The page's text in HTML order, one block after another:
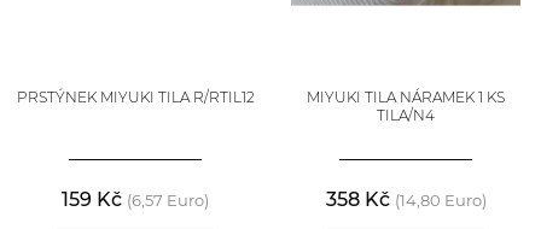
PRSTÝNEK MIYUKI TILA R/RTIL12
159 Kč (6,57 Euro)
MIYUKI TILA NÁRAMEK 1 KS
TILA/N4
358 Kč (14,80 Euro)